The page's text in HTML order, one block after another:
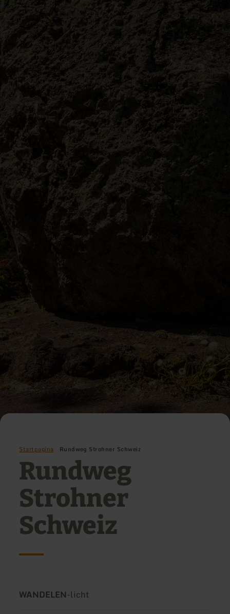
Startpagina Rundweg Strohner Schweiz
Rundweg
Strohner
Schweiz
Soort
WANDELEN-Moeilijkheidsgraad:
licht